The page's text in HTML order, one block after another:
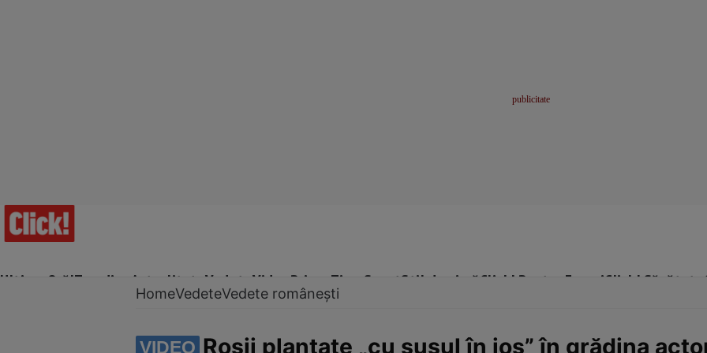
Ultima Oră!Trending Actualitate Vedete Video Prime Time SportStil de viațăClick! Pentru FemeiClick! Sănătate
HomeVedeteVedete românești
VIDEO Roșii plantate „cu susul în jos” în grădina